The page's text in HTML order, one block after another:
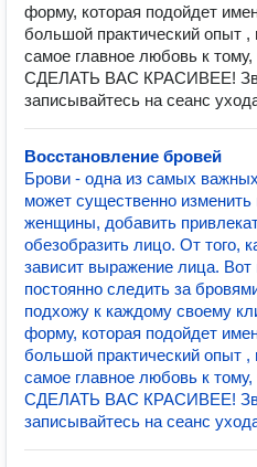
форму, которая подойдет
большой практический опыт
самое главное любовь к
СДЕЛАТЬ ВАС КРАСИВЕЕ!
записывайтесь на сеанс
Восстановление бровей
Брови - одна из самых
может существенно
женщины, добавить
обезобразить лицо. От того,
зависит выражение лица. Вот
постоянно следить за
подхожу к каждому своему
форму, которая подойдет
большой практический опыт
самое главное любовь к
СДЕЛАТЬ ВАС КРАСИВЕЕ!
записывайтесь на сеанс